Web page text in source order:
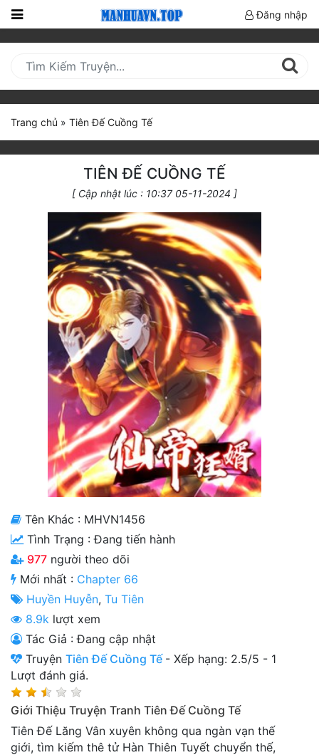
Nhật
(current)
BXH
Truyện Mới Ra
Hoàn Thành
Huyền Huyễn
Kinh Dị
Lịch Sử
Mạt Thế
Ngôn Tình
Thanh xuân - Vườn trường
Truyện AI
Truyện Sáng Tác
Trùng Sinh
Đăng nhập
Trang chủ » Tiên Đế Cuồng Tế
TIÊN ĐẾ CUỒNG TẾ
[ Cập nhật lúc : 10:37 05-11-2024 ]
Tên Khác : MHVN1456
Tình Trạng :Đang tiến hành
977 người theo dõi
Mới nhất : Chapter 66
Huyền Huyễn, Tu Tiên
8.9k lượt xem
Tác Giả : Đang cập nhật
Truyện Tiên Đế Cuồng Tế - Xếp hạng: 2.5/5 - 1
Lượt đánh giá.
Giới Thiệu Truyện Tranh Tiên Đế Cuồng Tế
Tiên Đế Lăng Vân xuyên không qua ngàn vạn thế
giới, tìm kiếm thê tử Hàn Thiên Tuyết chuyển thế,